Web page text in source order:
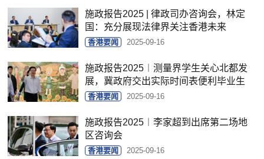
施政报告2025 | 律政司办咨询会，林定
国：充分展现法律界关注香港未来
香港要闻 2025-09-16
施政报告2025︱测量界学生关心北都发
展，冀政府交出实际时间表便利毕业生
香港要闻 2025-09-16
施政报告2025︱李家超到出席第二场地
区咨询会
香港要闻 2025-09-16